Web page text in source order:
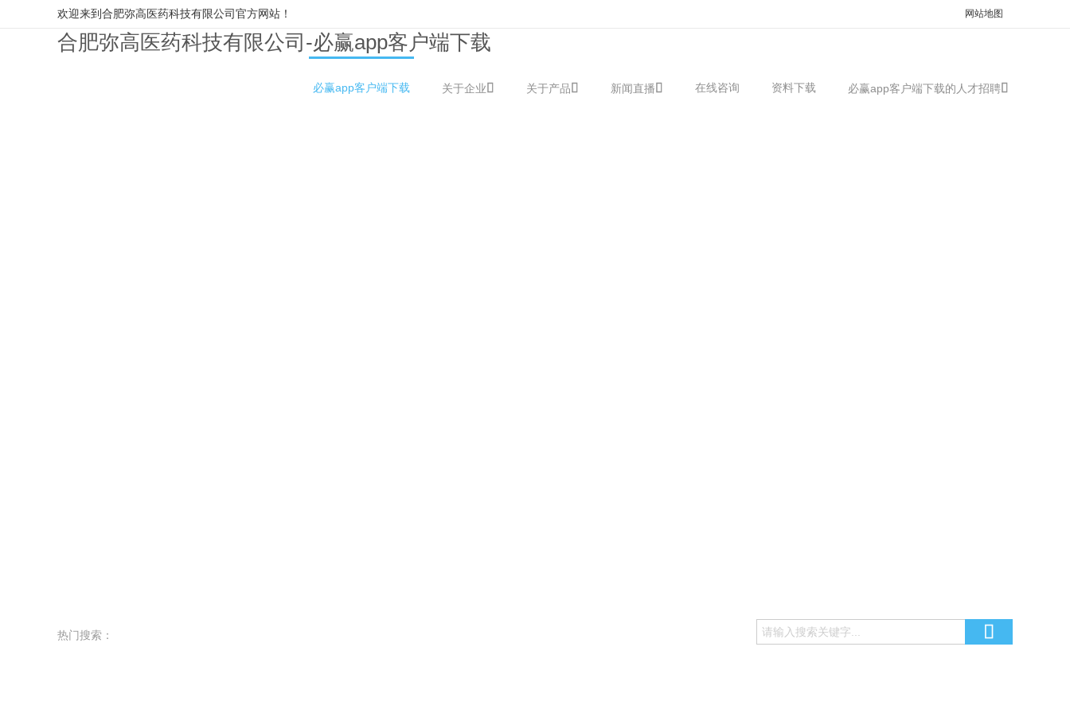
欢迎来到合肥弥高医药科技有限公司官方网站！ 网站地图
合肥弥高医药科技有限公司-必赢app客户端下载
必赢app客户端下载 关于企业 关于产品 新闻直播 在线咨询 资料下载 必赢app客户端下载的人才招聘
热门搜索：